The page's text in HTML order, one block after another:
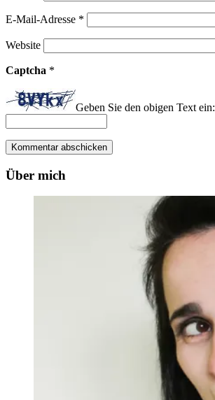
E-Mail-Adresse *
Website
Captcha *
Geben Sie den obigen Text ein:
Über mich